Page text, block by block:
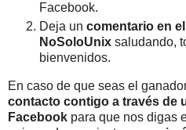
Facebook.
Deja un comentario en
NoSoloUnix saludando,
bienvenidos.
En caso de que seas el
contacto contigo a través de
Facebook para que nos digas